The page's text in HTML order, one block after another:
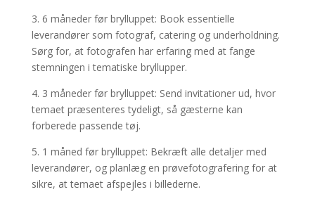
3. 6 måneder før brylluppet: Book essentielle
leverandører som fotograf, catering og underholdning.
Sørg for, at fotografen har erfaring med at fange
stemningen i tematiske bryllupper.
4. 3 måneder før brylluppet: Send invitationer ud, hvor
temaet præsenteres tydeligt, så gæsterne kan
forberede passende tøj.
5. 1 måned før brylluppet: Bekræft alle detaljer med
leverandører, og planlæg en prøvefotografering for at
sikre, at temaet afspejles i billederne.